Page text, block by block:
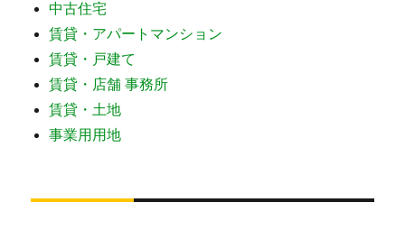
中古住宅
賃貸・アパートマンション
賃貸・戸建て
賃貸・店舗 事務所
賃貸・土地
事業用用地